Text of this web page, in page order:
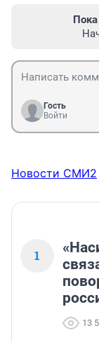
Гость
Войти
Новости СМИ2
1
13